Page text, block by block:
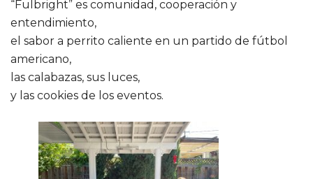
“Fulbright” es comunidad, cooperación y
entendimiento,
el sabor a perrito caliente en un partido de fútbol
americano,
las calabazas, sus luces,
y las cookies de los eventos.